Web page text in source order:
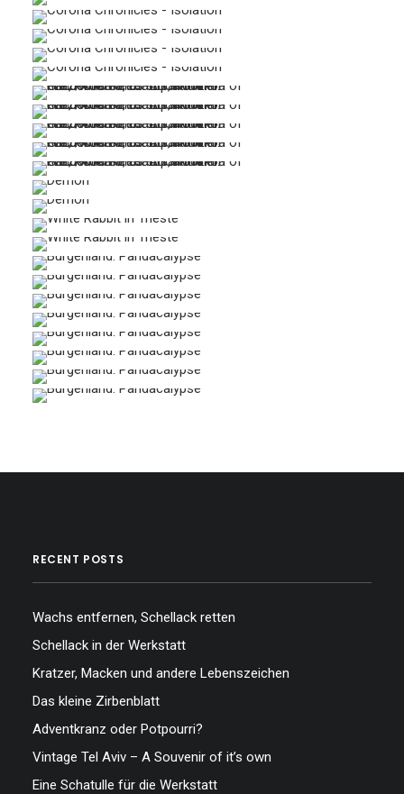
…
…
…
…
…
…
…
…
…
…
…
…
…
…
…
…
…
…
…
RECENT POSTS
Wachs entfernen, Schellack retten
Schellack in der Werkstatt
Kratzer, Macken und andere Lebenszeichen
Das kleine Zirbenblatt
Adventkranz oder Potpourri?
Vintage Tel Aviv – A Souvenir of it’s own
Eine Schatulle für die Werkstatt